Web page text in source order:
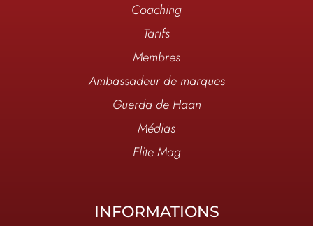
Coaching
Tarifs
Membres
Ambassadeur de marques
Guerda de Haan
Médias
Elite Mag
INFORMATIONS